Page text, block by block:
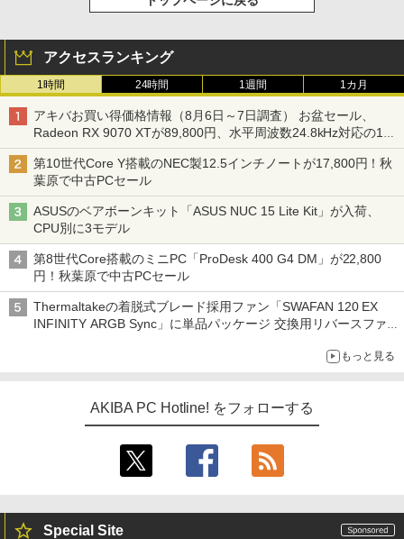
アクセスランキング
1時間 24時間 1週間 1カ月
アキバお買い得価格情報（8月6日～7日調査） お盆セール、
Radeon RX 9070 XTが89,800円、水平周波数24.8kHz対応の17
型モニターが9,801円、暑さ指数連動セール ほか
第10世代Core Y搭載のNEC製12.5インチノートが17,800円！秋
葉原で中古PCセール
ASUSのベアボーンキット「ASUS NUC 15 Lite Kit」が入荷、
CPU別に3モデル
第8世代Core搭載のミニPC「ProDesk 400 G4 DM」が22,800
円！秋葉原で中古PCセール
Thermaltakeの着脱式ブレード採用ファン「SWAFAN 120 EX
INFINITY ARGB Sync」に単品パッケージ 交換用リバースファ
もっと見る
AKIBA PC Hotline! をフォローする
Special Site